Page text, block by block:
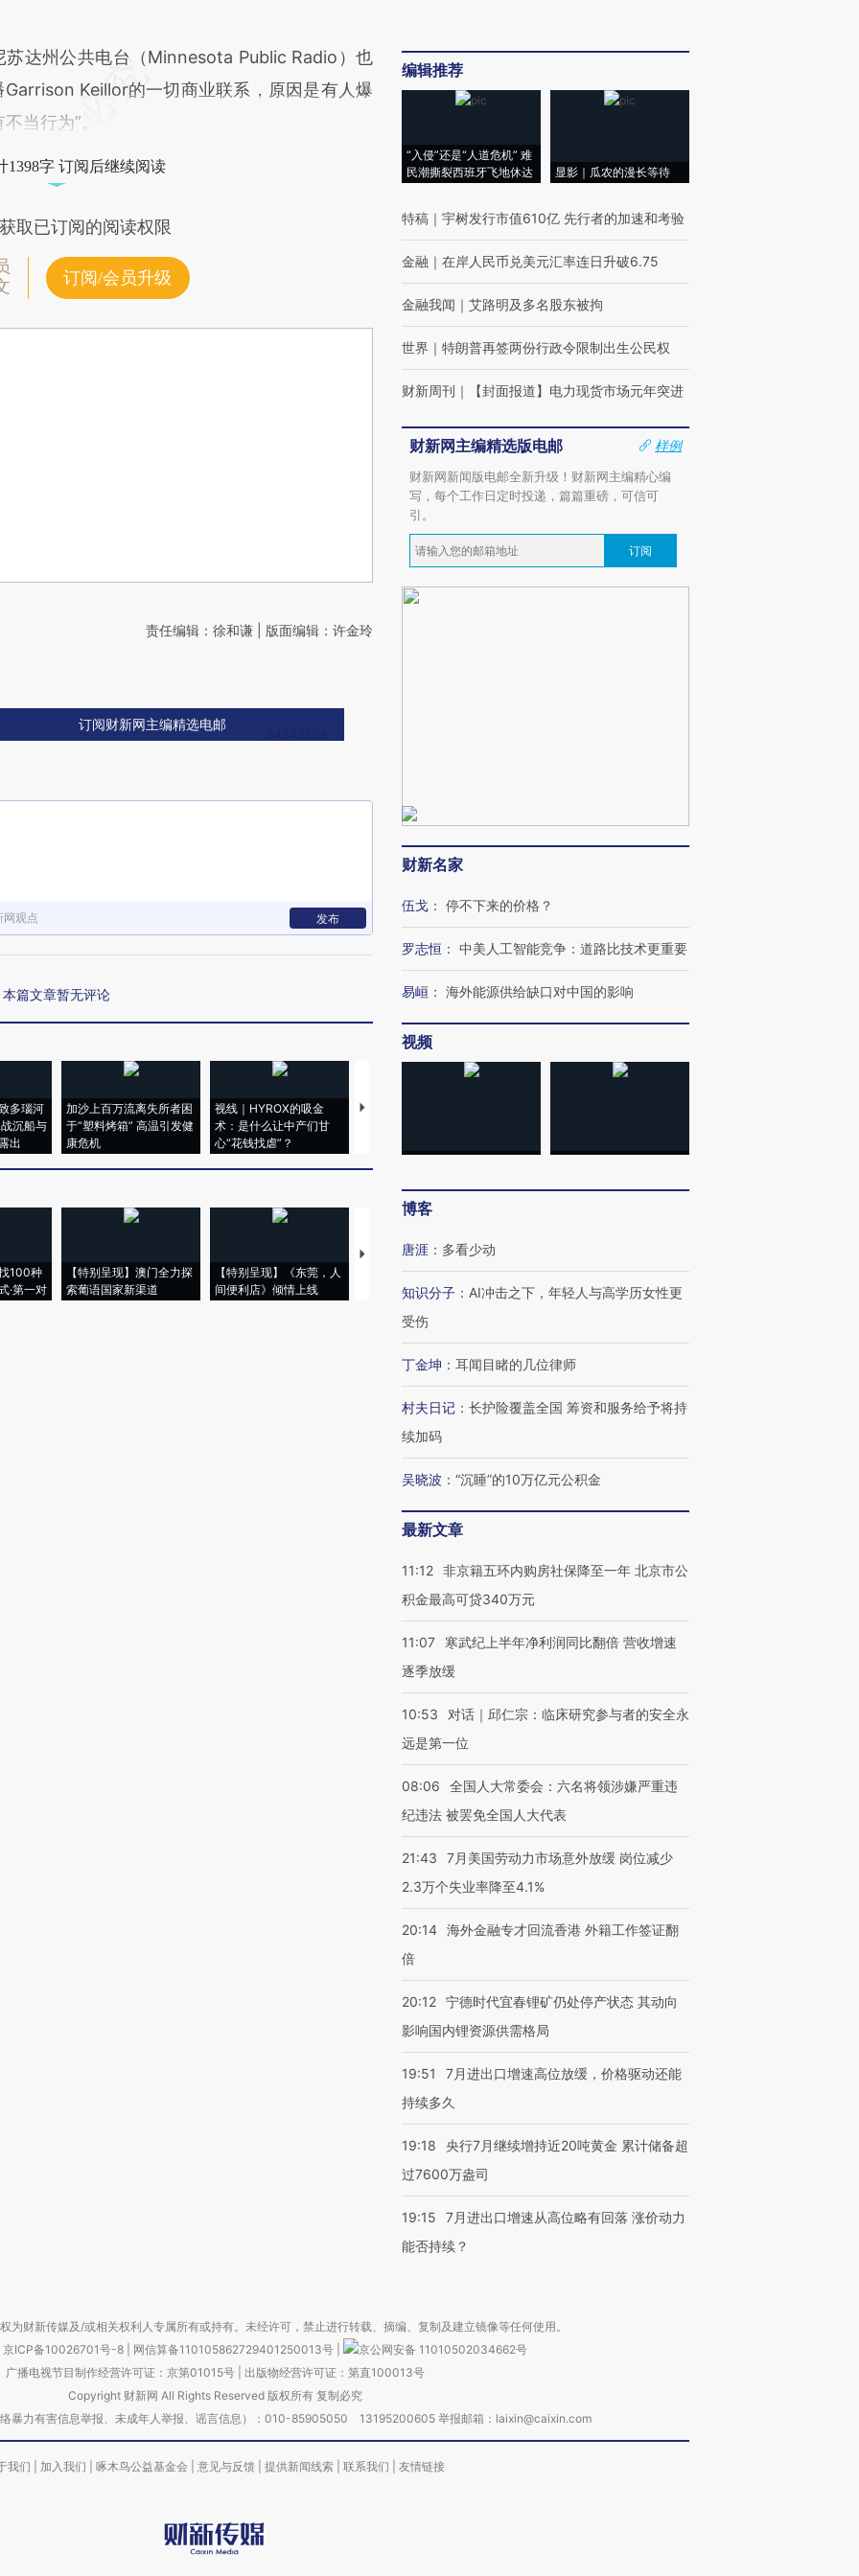
达州公共电台（Minnesota Public Radio）也
Keillor的一切商业联系，原因是有人爆
当行为”。
1398字 订阅后继续阅读
取已订阅的阅读权限
订阅/会员升级
责任编辑：徐和谦 | 版面编辑：许金玲
订阅财新网主编精选电邮
网观点 发布
本篇文章暂无评论
多瑙河
沉船与
出
加沙上百万流离失所者困
于“塑料烤箱” 高温引发健
康危机
视线｜HYROX的吸金
术：是什么让中产们甘
心“花钱找虐”？
马航飞行员跨国走私7万
100种
·第一对
【特别呈现】澳门全力探
索葡语国家新渠道
【特别呈现】《东莞，人
间便利店》倾情上线
【推广】走进第四届链博
会，让数智科技“链”接产
【特别呈现】寻找100种
有意思的生活方式·第三对
CFO：不靠规模取胜，华
住三大增长引擎是什么？
编辑推荐
“入侵”还是“人道危机” 难
民潮撕裂西班牙飞地休达
显影｜瓜农的漫长等待
特稿 ｜ 宇树发行市值610亿 先行者的加速和考验
金融 ｜ 在岸人民币兑美元汇率连日升破6.75
金融我闻 ｜ 艾路明及多名股东被拘
世界 ｜ 特朗普再签两份行政令限制出生公民权
财新周刊 ｜ 【封面报道】电力现货市场元年突进
财新网主编精选版电邮
样例
财新网新闻版电邮全新升级！财新网主编精心编
写，每个工作日定时投递，篇篇重磅，可信可
引。
订阅
财新名家
伍戈 ： 停不下来的价格？
罗志恒 ： 中美人工智能竞争：道路比技术更重要
易峘 ： 海外能源供给缺口对中国的影响
视频
博客
唐涯 ： 多看少动
知识分子 ： AI冲击之下，年轻人与高学历女性更
受伤
丁金坤 ： 耳闻目睹的几位律师
村夫日记 ： 长护险覆盖全国 筹资和服务给予将持
续加码
吴晓波 ： “沉睡”的10万亿元公积金
最新文章
11:12 非京籍五环内购房社保降至一年 北京市公
积金最高可贷340万元
11:07
寒武纪上半年净利润同比翻倍 营收增速
逐季放缓
10:53
对话｜邱仁宗：临床研究参与者的安全永
远是第一位
08:06
全国人大常委会：六名将领涉嫌严重违
纪违法 被罢免全国人大代表
21:43
7月美国劳动力市场意外放缓 岗位减少
2.3万个失业率降至4.1%
20:14 海外金融专才回流香港 外籍工作签证翻
倍
20:12 宁德时代宜春锂矿仍处停产状态 其动向
影响国内锂资源供需格局
19:51
7月进出口增速高位放缓，价格驱动还能
持续多久
19:18
央行7月继续增持近20吨黄金 累计储备超
过7600万盎司
19:15
7月进出口增速从高位略有回落 涨价动力
能否持续？
为财新传媒及/或相关权利人专属所有或持有。未经许可，禁止进行转载、摘编、复制及建立镜像等任何使用。
京ICP备10026701号-8 网信算备110105862729401250013号
京公网安备 11010502034662号
广播电视节目制作经营许可证：京第01015号| 出版物经营许可证：第直100013号
Copyright 财新网 All Rights Reserved 版权所有 复制必究
暴力有害信息举报、未成年人举报、谣言信息）：010-85905050 13195200605 举报邮箱：laixin@caixin.com
我们 加入我们 啄木鸟公益基金会 意见与反馈 提供新闻线索 联系我们 友情链接